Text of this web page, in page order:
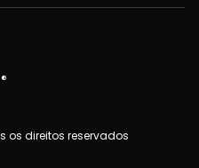
os direitos reservados